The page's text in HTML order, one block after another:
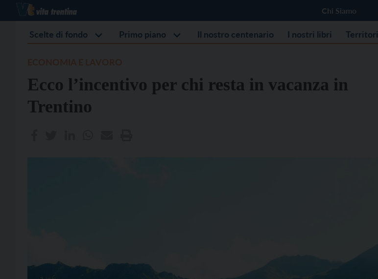
Chi Siamo
Scelte di fondo Primo piano Il nostro centenario I nostri libri Territori
Ecco l’incentivo per chi resta in vacanza in
Trentino